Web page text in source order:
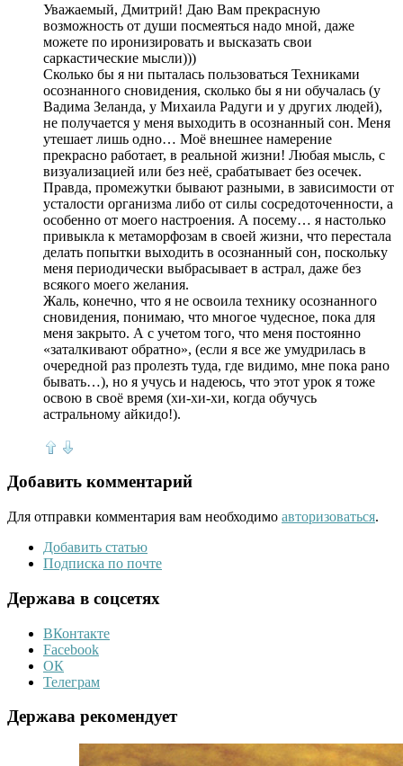
Уважаемый, Дмитрий! Даю Вам прекрасную
возможность от души посмеяться надо мной, даже
можете по иронизировать и высказать свои
саркастические мысли)))
Сколько бы я ни пыталась пользоваться Техниками
осознанного сновидения, сколько бы я ни обучалась (у
Вадима Зеланда, у Михаила Радуги и у других людей),
не получается у меня выходить в осознанный сон. Меня
утешает лишь одно… Моё внешнее намерение
прекрасно работает, в реальной жизни! Любая мысль, с
визуализацией или без неё, срабатывает без осечек.
Правда, промежутки бывают разными, в зависимости от
усталости организма либо от силы сосредоточенности, а
особенно от моего настроения. А посему… я настолько
привыкла к метаморфозам в своей жизни, что перестала
делать попытки выходить в осознанный сон, поскольку
меня периодически выбрасывает в астрал, даже без
всякого моего желания.
Жаль, конечно, что я не освоила технику осознанного
сновидения, понимаю, что многое чудесное, пока для
меня закрыто. А с учетом того, что меня постоянно
«заталкивают обратно», (если я все же умудрилась в
очередной раз пролезть туда, где видимо, мне пока рано
бывать…), но я учусь и надеюсь, что этот урок я тоже
освою в своё время (хи-хи-хи, когда обучусь
астральному айкидо!).
Добавить комментарий
Для отправки комментария вам необходимо авторизоваться.
Добавить статью
Подписка по почте
Держава в соцсетях
ВКонтакте
Facebook
ОК
Телеграм
Держава рекомендует